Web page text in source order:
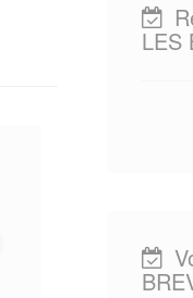
LES